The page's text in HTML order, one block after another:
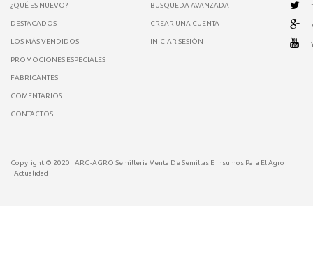
¿QUÉ ES NUEVO?
DESTACADOS
LOS MÁS VENDIDOS
PROMOCIONES ESPECIALES
FABRICANTES
COMENTARIOS
CONTACTOS
BUSQUEDA AVANZADA
CREAR UNA CUENTA
INICIAR SESIÓN
Copyright © 2020
ARG-AGRO Semilleria Venta De Semillas E Insumos Para El Agro
Actualidad